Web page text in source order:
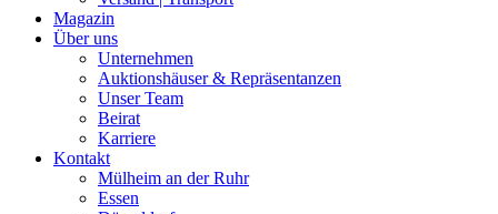
Magazin
Über uns
Unternehmen
Auktionshäuser & Repräsentanzen
Unser Team
Beirat
Karriere
Kontakt
Mülheim an der Ruhr
Essen